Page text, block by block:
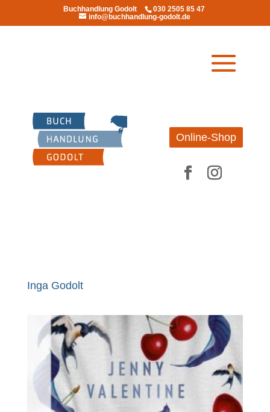
Buchhandlung Godolt
030 2505 85 47
info@buchhandlung-godolt.de
Online-Shop
Inga Godolt